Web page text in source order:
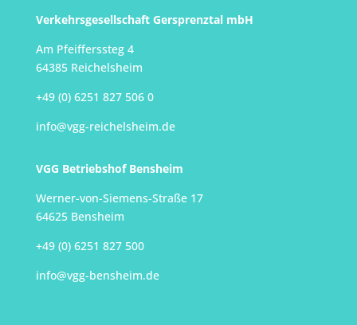
Verkehrsgesellschaft Gersprenztal mbH
Am Pfeifferssteg 4
64385 Reichelsheim
+49 (0) 6251 827 506 0
info@vgg-reichelsheim.de
VGG Betriebshof Bensheim
Werner-von-Siemens-Straße 17
64625 Bensheim
+49 (0) 6251 827 500
info@vgg-bensheim.de